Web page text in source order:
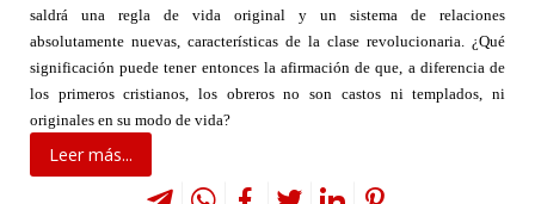
saldrá una regla de vida original y un sistema de relaciones
absolutamente nuevas, características de la clase revolucionaria. ¿Qué
significación puede tener entonces la afirmación de que, a diferencia de
los primeros cristianos, los obreros no son castos ni templados, ni
originales en su modo de vida?
Leer más...